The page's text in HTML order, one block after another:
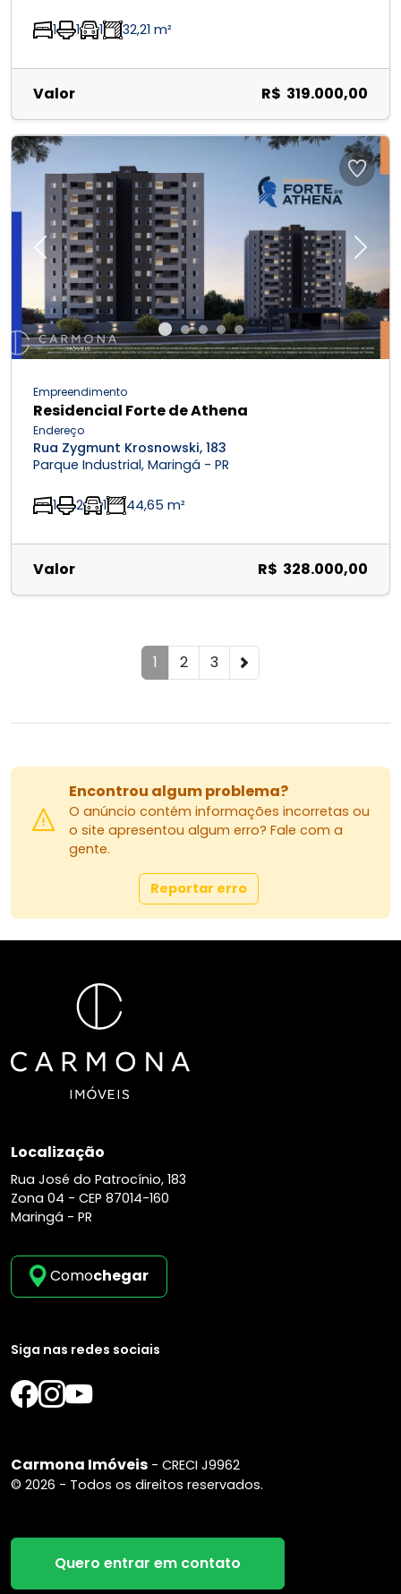
1 1 1 32,21 m²
Valor R$ 319.000,00
Previous Next
Empreendimento
Residencial Forte de Athena
Endereço
Rua Zygmunt Krosnowski, 183
Parque Industrial, Maringá - PR
1 2 1 44,65 m²
Valor R$ 328.000,00
1 2 3
Encontrou algum problema?
O anúncio contém informações incorretas ou
o site apresentou algum erro? Fale com a
gente.
Reportar erro
Localização
Rua José do Patrocínio, 183
Zona 04 - CEP 87014-160
Maringá - PR
Comochegar
Siga nas redes sociais
Carmona Imóveis - CRECI J9962
© 2026 - Todos os direitos reservados.
Quero entrar em contato